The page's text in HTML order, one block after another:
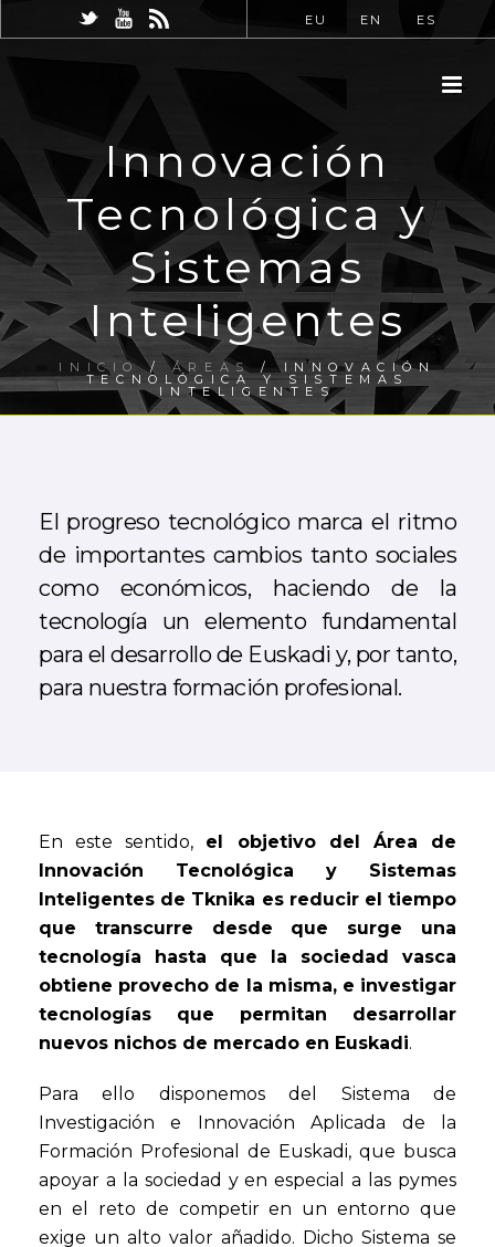
EU EN ES
Innovación
Tecnológica y
Sistemas
Inteligentes
INICIO/ÁREAS / INNOVACIÓN
TECNOLÓGICA Y SISTEMAS
INTELIGENTES
El progreso tecnológico marca el ritmo
de importantes cambios tanto sociales
como económicos, haciendo de la
tecnología un elemento fundamental
para el desarrollo de Euskadi y, por tanto,
para nuestra formación profesional.
En este sentido, el objetivo del Área de
Innovación Tecnológica y Sistemas
Inteligentes de Tknika es reducir el tiempo
que transcurre desde que surge una
tecnología hasta que la sociedad vasca
obtiene provecho de la misma, e investigar
tecnologías que permitan desarrollar
nuevos nichos de mercado en Euskadi.
Para ello disponemos del Sistema de
Investigación e Innovación Aplicada de la
Formación Profesional de Euskadi, que busca
apoyar a la sociedad y en especial a las pymes
en el reto de competir en un entorno que
exige un alto valor añadido. Dicho Sistema se